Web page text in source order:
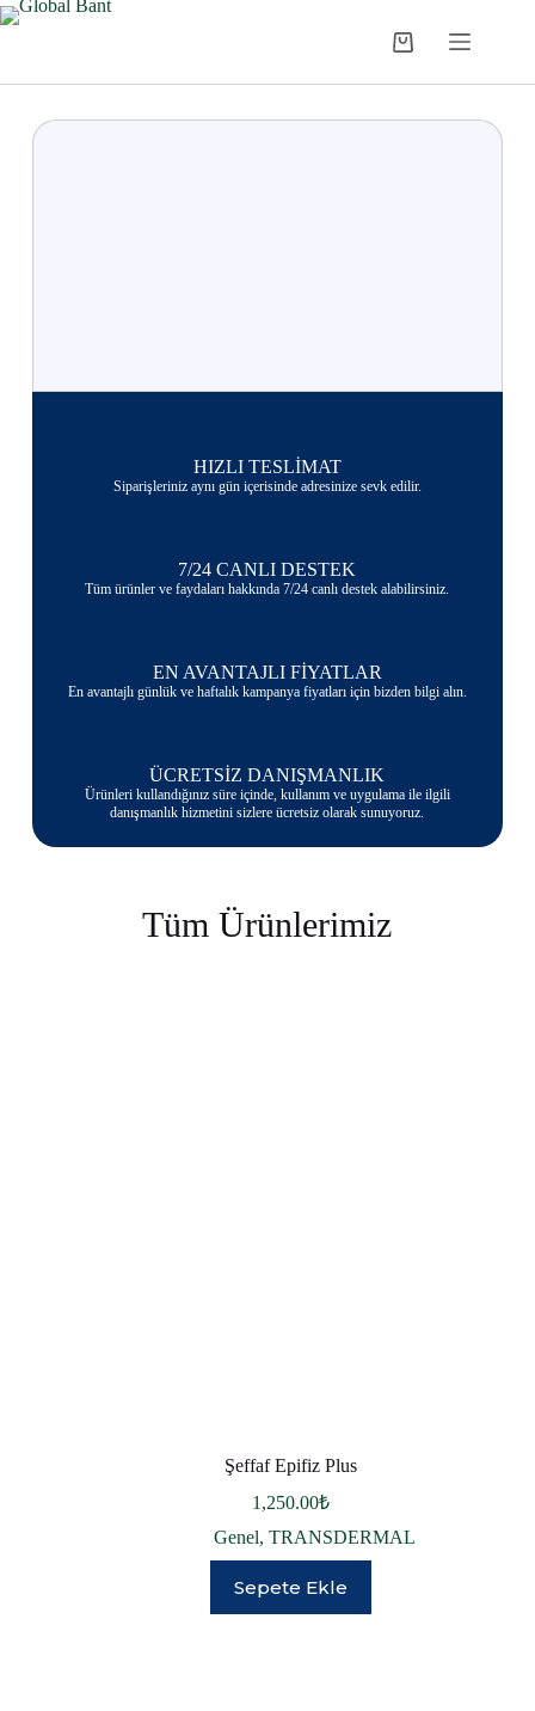
HIZLI TESLİMAT
Siparişleriniz aynı gün içerisinde adresinize sevk edilir.
7/24 CANLI DESTEK
Tüm ürünler ve faydaları hakkında 7/24 canlı destek alabilirsiniz.
EN AVANTAJLI FİYATLAR
En avantajlı günlük ve haftalık kampanya fiyatları için bizden bilgi alın.
ÜCRETSİZ DANIŞMANLIK
Ürünleri kullandığınız süre içinde, kullanım ve uygulama ile ilgili
danışmanlık hizmetini sizlere ücretsiz olarak sunuyoruz.
Tüm Ürünlerimiz
Şeffaf Epifiz Plus
1,250.00₺
Genel,TRANSDERMAL
Sepete Ekle